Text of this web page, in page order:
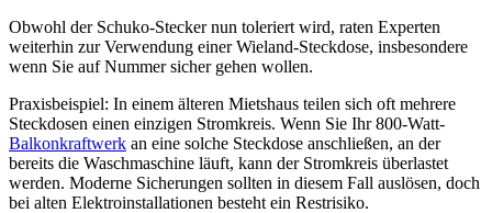
Obwohl der Schuko-Stecker nun toleriert wird, raten Experten
weiterhin zur Verwendung einer Wieland-Steckdose, insbesondere
wenn Sie auf Nummer sicher gehen wollen.
Praxisbeispiel: In einem älteren Mietshaus teilen sich oft mehrere
Steckdosen einen einzigen Stromkreis. Wenn Sie Ihr 800-Watt-
Balkonkraftwerk an eine solche Steckdose anschließen, an der
bereits die Waschmaschine läuft, kann der Stromkreis überlastet
werden. Moderne Sicherungen sollten in diesem Fall auslösen, doch
bei alten Elektroinstallationen besteht ein Restrisiko.